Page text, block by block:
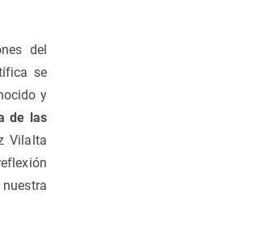
del
se
y
de las
Vilalta